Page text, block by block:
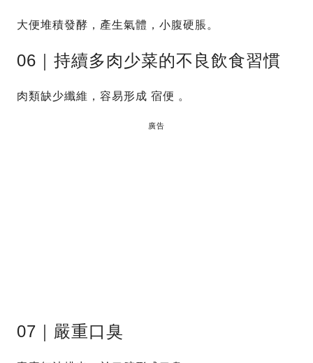
大便堆積發酵，產生氣體，小腹硬脹。
06｜持續多肉少菜的不良飲食習慣
肉類缺少纖維，容易形成 宿便 。
廣告
07｜嚴重口臭